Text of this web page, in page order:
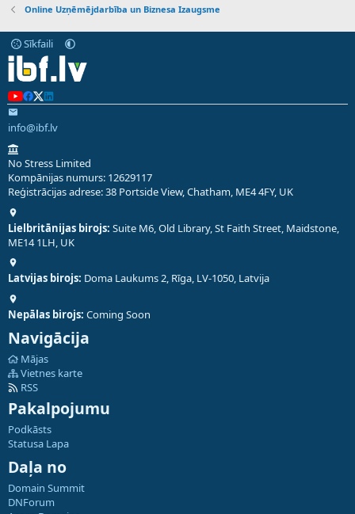
Online Uzņēmējdarbība un Biznesa Izaugsme
Sīkfaili
info@ibf.lv
No Stress Limited
Kompānijas numurs: 12629117
Reģistrācijas adrese: 38 Portside View, Chatham, ME4 4FY, UK
Lielbritānijas birojs: Suite M6, Old Library, St Faith Street, Maidstone,
ME14 1LH, UK
Latvijas birojs: Doma Laukums 2, Rīga, LV-1050, Latvija
Nepālas birojs: Coming Soon
Navigācija
Mājas
Vietnes karte
RSS
Pakalpojumu
Podkāsts
Statusa Lapa
Daļa no
Domain Summit
DNForum